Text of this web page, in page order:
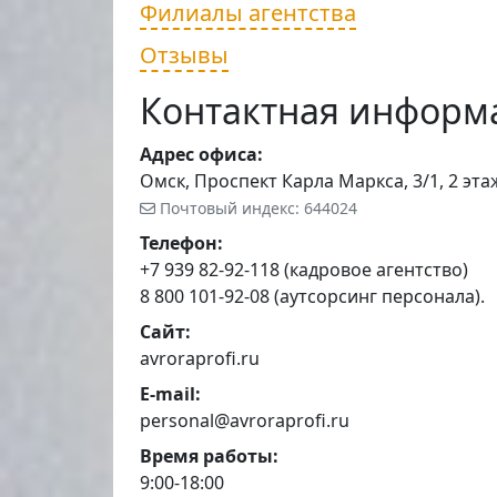
Филиалы агентства
Отзывы
Контактная
Адрес офиса:
Омск, Проспект Карла Маркса, 3/1, 2
Почтовый индекс: 644024
Телефон:
+7 939 82-92-118 (кадровое агентство)
8 800 101-92-08 (аутсорсинг персонала).
Сайт:
avroraprofi.ru
E-mail:
personal@avroraprofi.ru
Время работы:
9:00-18:00